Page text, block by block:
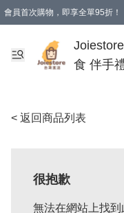
會員首次購物，即享全單95折！
購物滿 HKD 350.00即享免運費
食 伴手
< 返回商品列表
很抱歉
無法在網站上找到